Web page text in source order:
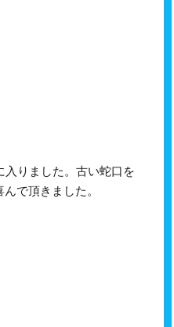
入りました。古い蛇口を
で頂きました。